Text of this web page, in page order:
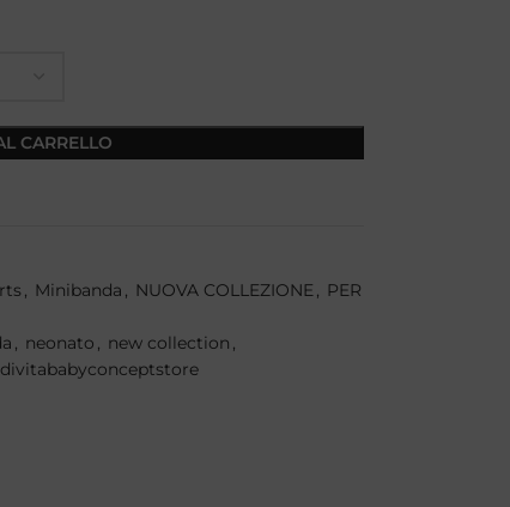
CARRELLO
, Minibanda , NUOVA COLLEZIONE, PER
, neonato , new collection ,